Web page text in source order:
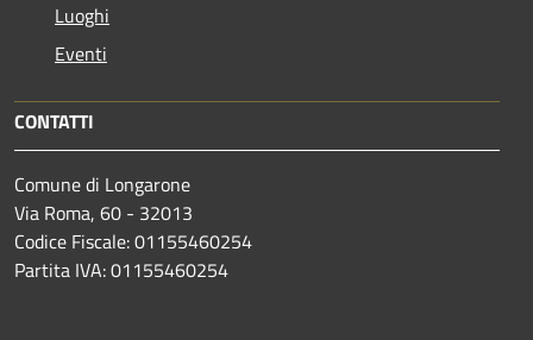
Luoghi
Eventi
CONTATTI
Comune di Longarone
Via Roma, 60 - 32013
Codice Fiscale: 01155460254
Partita IVA: 01155460254